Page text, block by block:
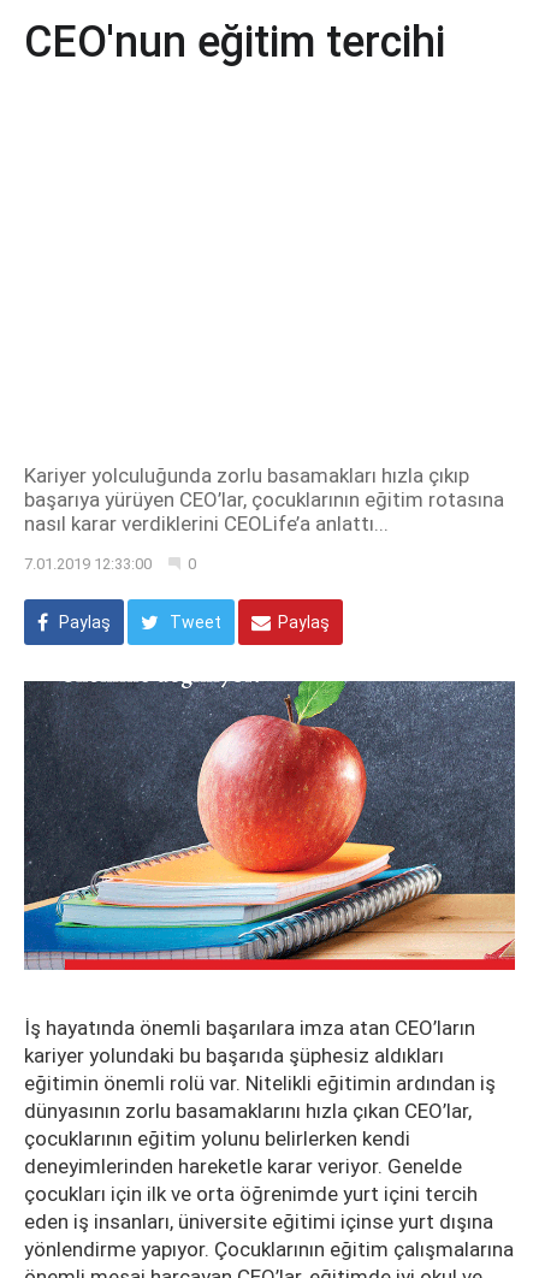
CEO'nun eğitim tercihi
Kariyer yolculuğunda zorlu basamakları hızla çıkıp
başarıya yürüyen CEO’lar, çocuklarının eğitim rotasına
nasıl karar verdiklerini CEOLife’a anlattı...
7.01.2019 12:33:00 0
Paylaş Tweet Paylaş
İş hayatında önemli başarılara imza atan CEO’ların
kariyer yolundaki bu başarıda şüphesiz aldıkları
eğitimin önemli rolü var. Nitelikli eğitimin ardından iş
dünyasının zorlu basamaklarını hızla çıkan CEO’lar,
çocuklarının eğitim yolunu belirlerken kendi
deneyimlerinden hareketle karar veriyor. Genelde
çocukları için ilk ve orta öğrenimde yurt içini tercih
eden iş insanları, üniversite eğitimi içinse yurt dışına
yönlendirme yapıyor. Çocuklarının eğitim çalışmalarına